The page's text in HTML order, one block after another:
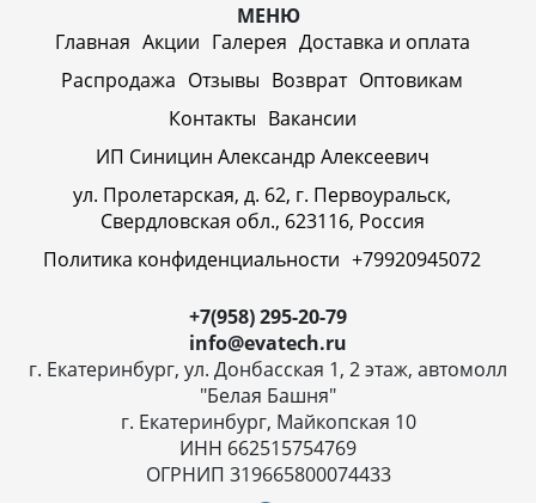
МЕНЮ
Главная Акции Галерея Доставка и оплата
Распродажа Отзывы Возврат Оптовикам
Контакты Вакансии
ИП Синицин Александр Алексеевич
ул. Пролетарская, д. 62, г. Первоуральск,
Свердловская обл., 623116, Россия
Политика конфиденциальности +79920945072
+7(958) 295-20-79
info@evatech.ru
г. Екатеринбург, ул. Донбасская 1, 2 этаж, автомолл
"Белая Башня"
г. Екатеринбург, Майкопская 10
ИНН 662515754769
ОГРНИП 319665800074433